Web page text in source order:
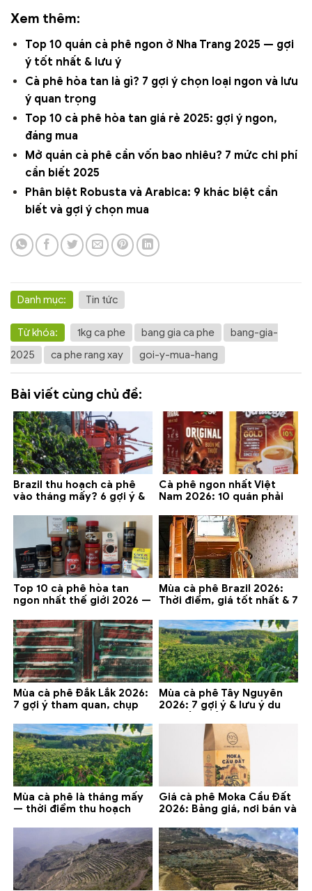
Xem thêm:
Top 10 quán cà phê ngon ở Nha Trang 2025 — gợi
ý tốt nhất & lưu ý
Cà phê hòa tan là gì? 7 gợi ý chọn loại ngon và lưu
ý quan trọng
Top 10 cà phê hòa tan giá rẻ 2025: gợi ý ngon,
đáng mua
Mở quán cà phê cần vốn bao nhiêu? 7 mức chi phí
cần biết 2025
Phân biệt Robusta và Arabica: 9 khác biệt cần
biết và gợi ý chọn mua
Danh mục: Tin tức
Từ khóa: 1kg ca phe bang gia ca phe
bang-gia-
2025
ca phe rang xay goi-y-mua-hang
Bài viết cùng chủ đề:
Brazil thu hoạch cà phê
vào tháng mấy? 6 gợi ý &
Cà phê ngon nhất Việt
Nam 2026: 10 quán phải
Lạt
Top 10 cà phê hòa tan
ngon nhất thế giới 2026 —
Mùa cà phê Brazil 2026:
Thời điểm, giá tốt nhất & 7
Mùa cà phê Đắk Lắk 2026:
7 gợi ý tham quan, chụp
Mùa cà phê Tây Nguyên
2026: 7 gợi ý & lưu ý du
Mùa cà phê là tháng mấy
— thời điểm thu hoạch
Giá cà phê Moka Cầu Đất
2026: Bảng giá, nơi bán và